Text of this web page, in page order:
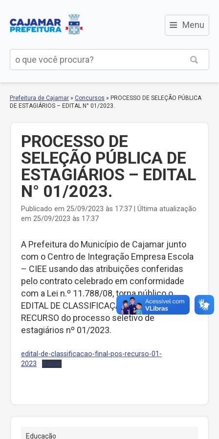
≡ Menu
Prefeitura de Cajamar » Concursos » PROCESSO DE SELEÇÃO PÚBLICA
DE ESTAGIÁRIOS – EDITAL N° 01/2023.
PROCESSO DE
SELEÇÃO PÚBLICA DE
ESTAGIÁRIOS – EDITAL
N° 01/2023.
Publicado em 25/09/2023 às 17:37 | Última atualização
em 25/09/2023 às 17:37
A Prefeitura do Município de Cajamar junto
com o Centro de Integração Empresa Escola
– CIEE usando das atribuições conferidas
pelo contrato celebrado em conformidade
com a Lei n.º 11.788/08, torna público o
EDITAL DE CLASSIFICAÇÃO FINAL PÓS
RECURSO do processo seletivo de
estagiários nº 01/2023.
edital-de-classificacao-final-pos-recurso-01-
2023
Baixar
Educação